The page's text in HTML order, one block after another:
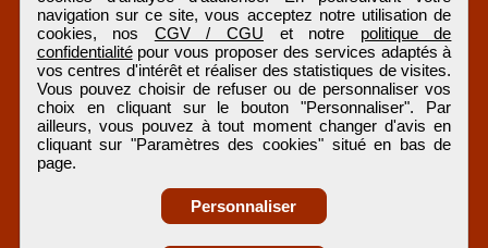
navigation sur ce site, vous acceptez notre utilisation de
cookies, nos CGV / CGU et notre politique de
confidentialitépour vous proposer des services adaptés à
vos centres d'intérêt et réaliser des statistiques de visites.
Vous pouvez choisir de refuser ou de personnaliser vos
choix en cliquant sur le bouton "Personnaliser". Par
ailleurs, vous pouvez à tout moment changer d'avis en
cliquant sur "Paramètres des cookies" situé en bas de
page.
Personnaliser